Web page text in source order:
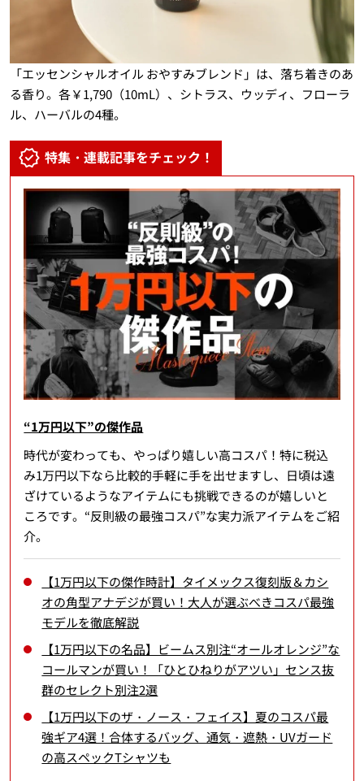
「エッセンシャルオイル おやすみブレンド」は、落ち着きのあ
る香り。各￥1,790（10mL）、シトラス、ウッディ、フローラ
ル、ハーバルの4種。
特集・連載記事をチェック！
“1万円以下”の傑作品
時代が変わっても、やっぱり嬉しい高コスパ！特に税込
み1万円以下なら比較的手軽に手を出せますし、日頃は遠
ざけているようなアイテムにも挑戦できるのが嬉しいと
ころです。“反則級の最強コスパ”な実力派アイテムをご紹
介。
【1万円以下の傑作時計】タイメックス復刻版＆カシ
オの角型アナデジが買い！大人が選ぶべきコスパ最強
モデルを徹底解説
【1万円以下の名品】ビームス別注“オールオレンジ”な
コールマンが買い！「ひとひねりがアツい」センス抜
群のセレクト別注2選
【1万円以下のザ・ノース・フェイス】夏のコスパ最
強ギア4選！合体するバッグ、通気・遮熱・UVガード
の高スペックTシャツも